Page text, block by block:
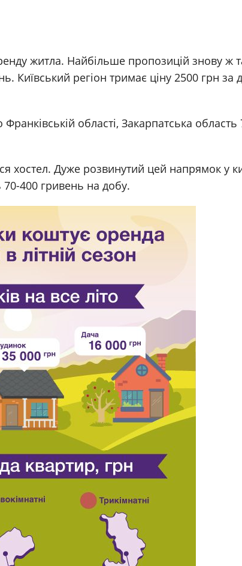
житла. Найбільше пропозицій знову ж
Київський регіон тримає ціну 2500 грн за
області, Закарпатська область
Дуже розвинутий цей напрямок у
70-400 гривень на добу.